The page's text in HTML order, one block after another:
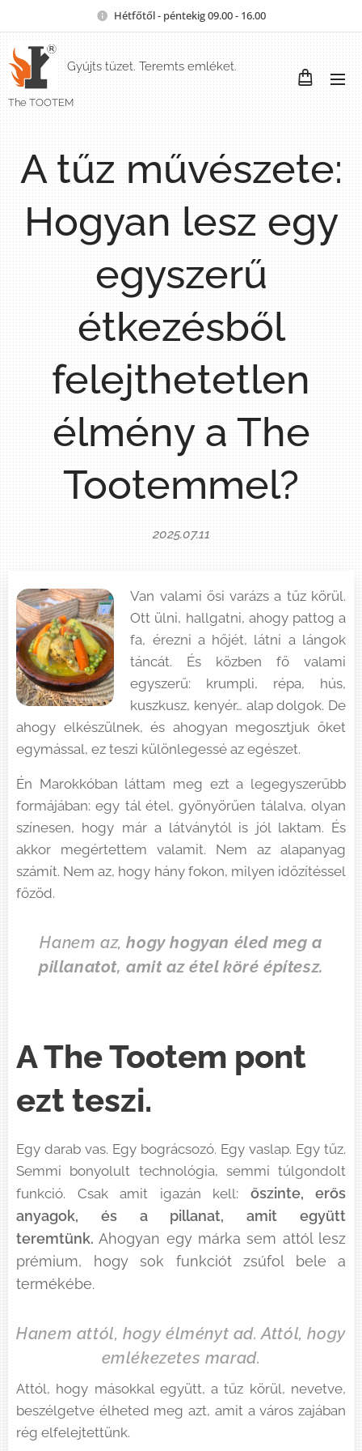
Hétfőtől - péntekig 09.00 - 16.00
Gyújts tüzet. Teremts emléket.
The TOOTEM
A tűz művészete:
Hogyan lesz egy
egyszerű
étkezésből
felejthetetlen
élmény a The
Tootemmel?
2025.07.11
Van valami ősi varázs a tűz körül.
Ott ülni, hallgatni, ahogy pattog a
fa, érezni a hőjét, látni a lángok
táncát. És közben fő valami
egyszerű: krumpli, répa, hús,
kuszkusz, kenyér… alap dolgok. De
ahogy elkészülnek, és ahogyan megosztjuk őket
egymással, ez teszi különlegessé az egészet.
Én Marokkóban láttam meg ezt a legegyszerűbb
formájában: egy tál étel, gyönyörűen tálalva, olyan
színesen, hogy már a látványtól is jól laktam. És
akkor megértettem valamit. Nem az alapanyag
számít. Nem az, hogy hány fokon, milyen időzítéssel
főzöd.
Hanem az,hogy hogyan éled meg a
pillanatot, amit az étel köré építesz.
A The Tootem pont
ezt teszi.
Egy darab vas. Egy bográcsozó. Egy vaslap. Egy tűz.
Semmi bonyolult technológia, semmi túlgondolt
funkció. Csak amit igazán kell: őszinte, erős
anyagok, és a pillanat, amit együtt
teremtünk.Ahogyan egy márka sem attól lesz
prémium, hogy sok funkciót zsúfol bele a
termékébe.
Hanem attól, hogy élményt ad. Attól, hogy
emlékezetes marad.
Attól, hogy másokkal együtt, a tűz körül, nevetve,
beszélgetve élheted meg azt, amit a város zajában
rég elfelejtettünk.